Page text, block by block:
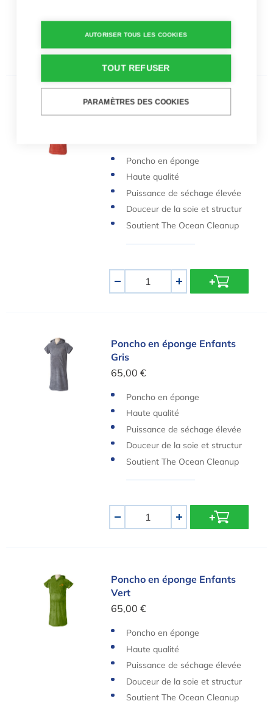
Quantité
- +
Poncho en éponge Enfants Orange
Poncho en éponge Enfants
Poncho en éponge
Haute qualité
Puissance de séchage élevée
Douceur de la soie et structur
e légère
Soutient The Ocean Cleanup
- +
Poncho en éponge Enfants Gris
Poncho en éponge Enfants
Gris
65,00 €
Poncho en éponge
Haute qualité
Puissance de séchage élevée
Douceur de la soie et structur
e légère
Soutient The Ocean Cleanup
+
Poncho en éponge Enfants Vert
Poncho en éponge Enfants
Vert
65,00 €
Poncho en éponge
Haute qualité
Puissance de séchage élevée
Douceur de la soie et structur
e légère
Soutient The Ocean Cleanup
AUTORISER TOUS LES COOKIES
TOUT REFUSER
PARAMÈTRES DES COOKIES